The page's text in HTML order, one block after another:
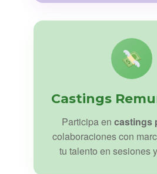
Castings
Participa encastings
colaboraciones con
tu talento en sesiones